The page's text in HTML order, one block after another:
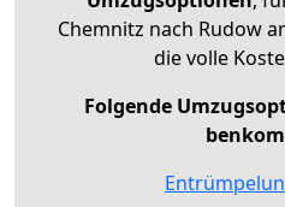
Chemnitz nach Rudow
die volle
Folgende